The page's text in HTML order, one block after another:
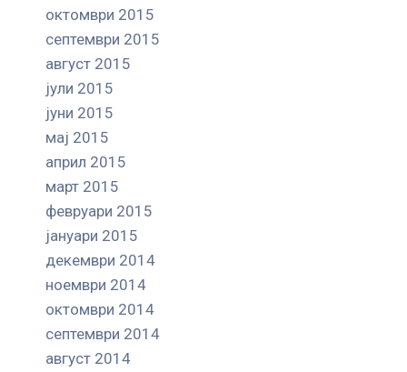
октомври 2015
септември 2015
август 2015
јули 2015
јуни 2015
мај 2015
април 2015
март 2015
февруари 2015
јануари 2015
декември 2014
ноември 2014
октомври 2014
септември 2014
август 2014